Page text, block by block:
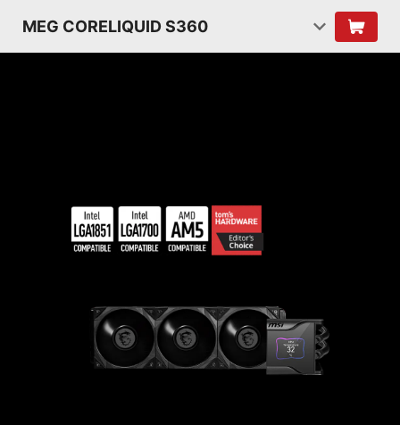
MEG CORELIQUID S360